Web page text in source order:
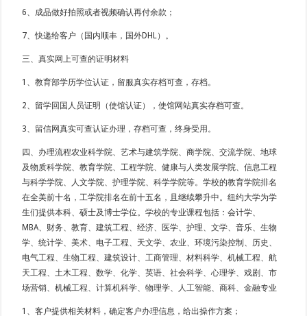
6、成品做好拍照或者视频确认再付余款；
7、快递给客户（国内顺丰，国外DHL）。
三、真实网上可查的证明材料
1、教育部学历学位认证，留服真实存档可查，存档。
2、留学回国人员证明（使馆认证），使馆网站真实存档可查。
3、留信网真实可查认证办理，存档可查，终身受用。
四、办理流程农业科学院、艺术与建筑学院、商学院、交流学院、地球
及物质科学院、教育学院、工程学院、健康与人类发展学院、信息工程
与科学学院、人文学院、护理学院、科学学院等。学校的教育学院排名
在全美前十名，工学院排名在前十五名，且继续攀升中。纽约大学为学
生们提供本科、硕士及博士学位。学校的专业课程包括：会计学、
MBA、财务、教育、建筑工程、经济、医学、护理、文学、音乐、生物
学、统计学、美术、电子工程、天文学、农业、环境污染控制、历史、
电气工程、生物工程、建筑设计、工商管理、材料科学、机械工程、航
天工程、土木工程、数学、化学、英语、社会科学、心理学、戏剧、市
场营销、机械工程、计算机科学、物理学、人工智能、商科、金融专业
1、客户提供相关材料，确定客户办理信息，给出操作方案；